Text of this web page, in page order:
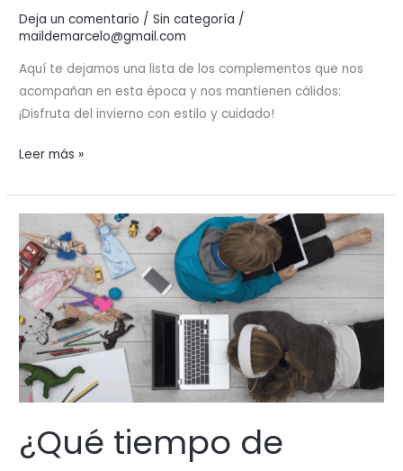
Deja un comentario /Sin categoría /
maildemarcelo@gmail.com
Aquí te dejamos una lista de los complementos que nos
acompañan en esta época y nos mantienen cálidos:
¡Disfruta del invierno con estilo y cuidado!
¡Se
el
y
con
él
los
accesorios
de
abrigo
son
Leer más »
¿Qué tiempo de